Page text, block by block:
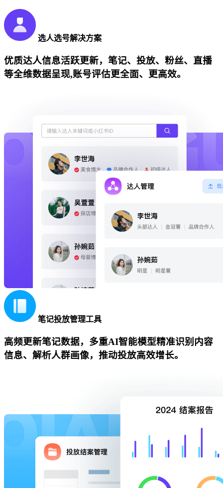
选人选号解决方案
优质达人信息活跃更新，笔记、投放、粉丝、直播
等全维数据呈现,账号评估更全面、更高效。
笔记投放管理工具
高频更新笔记数据，多重AI智能模型精准识别内容
信息、解析人群画像，推动投放高效增长。